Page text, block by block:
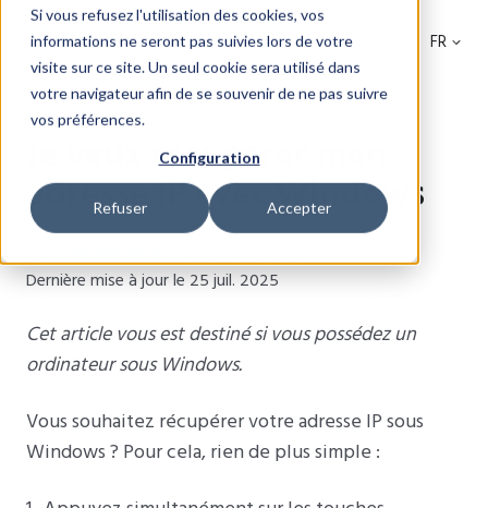
Si vous refusez l'utilisation des cookies, vos
informations ne seront pas suivies lors de votre
visite sur ce site. Un seul cookie sera utilisé dans
votre navigateur afin de se souvenir de ne pas suivre
vos préférences.
Configuration
Refuser Accepter
FR
Je veux récupérer mon
adresse IP avec Windows
Dernière mise à jour le 25 juil. 2025
Cet article vous est destiné si vous possédez un
ordinateur sous Windows.
Vous souhaitez récupérer votre adresse IP sous
Windows ? Pour cela, rien de plus simple :